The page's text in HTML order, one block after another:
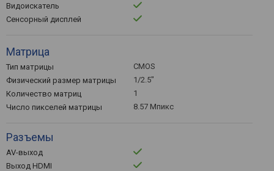
Видоискатель
Сенсорный дисплей
Матрица
Тип матрицы
CMOS
Физический размер матрицы
1/2.5"
Количество матриц
1
Число пикселей матрицы
8.57 Мпикс
Разъемы
AV-выход
Выход HDMI